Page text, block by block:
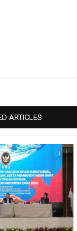
ARTICLES